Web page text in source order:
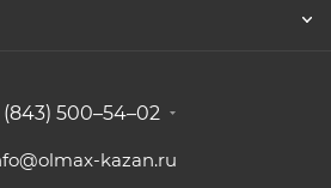
(843) 500–54–02
kazan.ru